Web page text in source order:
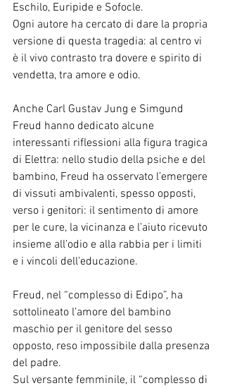
Eschilo, Euripide e Sofocle.
Ogni autore ha cercato di dare la propria
versione di questa tragedia: al centro vi
è il vivo contrasto tra dovere e spirito di
vendetta, tra amore e odio.
Anche Carl Gustav Jung e Simgund
Freud hanno dedicato alcune
interessanti riflessioni alla figura tragica
di Elettra: nello studio della psiche e del
bambino, Freud ha osservato l’emergere
di vissuti ambivalenti, spesso opposti,
verso i genitori: il sentimento di amore
per le cure, la vicinanza e l’aiuto ricevuto
insieme all’odio e alla rabbia per i limiti
e i vincoli dell’educazione.
Freud, nel “complesso di Edipo”, ha
sottolineato l’amore del bambino
maschio per il genitore del sesso
opposto, reso impossibile dalla presenza
del padre.
Sul versante femminile, il “complesso di